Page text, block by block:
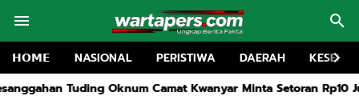
𝗛𝗢𝗠𝗘 NASIONAL PERISTIWA DAERAH
Camat Kwanyar Minta Setoran Rp10 Juta Rakor MKKS dan